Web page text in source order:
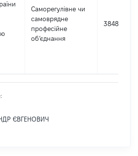
Саморегулівне чи
самоврядне
професійне
об’єднання
38488439
ЄВГЕНОВИЧ